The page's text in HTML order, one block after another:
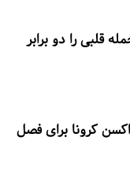
قلبی را دو برابر
کرونا برای فصل